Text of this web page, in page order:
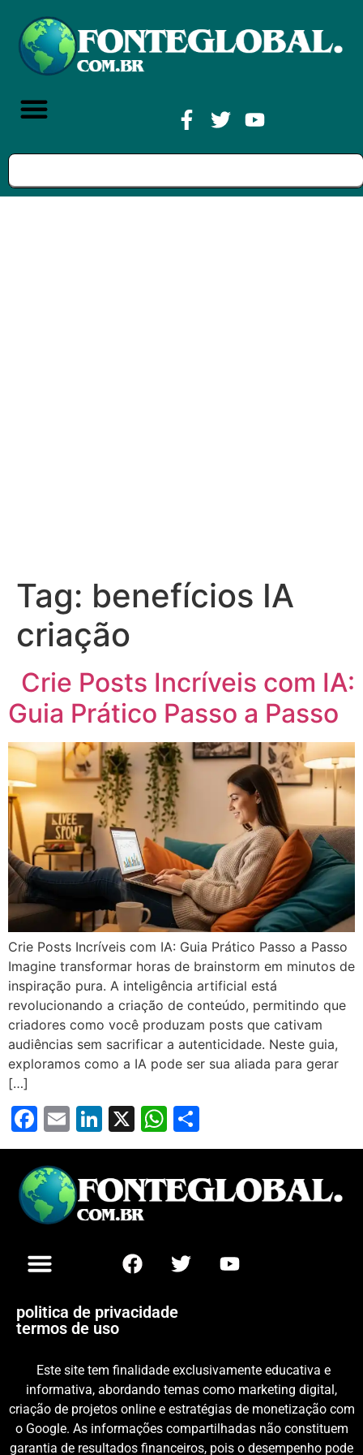
Tag: benefícios IA
criação
Crie Posts Incríveis com IA:
Guia Prático Passo a Passo
Crie Posts Incríveis com IA: Guia Prático Passo a Passo
Imagine transformar horas de brainstorm em minutos de
inspiração pura. A inteligência artificial está
revolucionando a criação de conteúdo, permitindo que
criadores como você produzam posts que cativam
audiências sem sacrificar a autenticidade. Neste guia,
exploramos como a IA pode ser sua aliada para gerar
[…]
Facebook
EmailLinkedIn
X WhatsApp
politica de privacidade
termos de uso
Este site tem finalidade exclusivamente educativa e
informativa, abordando temas como marketing digital,
criação de projetos online e estratégias de monetização com
o Google. As informações compartilhadas não constituem
garantia de resultados financeiros, pois o desempenho pode